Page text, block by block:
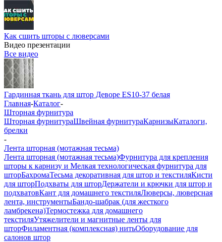
Как сшить шторы с люверсами
Видео презентации
Все видео
Гардинная ткань для штор Деворе ES10-37 белая
Главная-Каталог-
Шторная фурнитура
Шторная фурнитураШвейная фурнитураКарнизыКаталоги,
брелки
-
Лента шторная (мотажная тесьма)
Лента шторная (мотажная тесьма)Фурнитура для крепления
шторы к карнизу и Мелкая технологическая фурнитура для
шторБахромаТесьма декоративная для штор и текстиляКисти
для шторПодхваты для шторДержатели и крючки для штор и
подхватовКант для домашнего текстиляЛюверсы, люверсная
лента, инструментыБандо-шабрак (для жесткого
ламбрекена)Термостежка для домашнего
текстиляУтяжелители и магнитные ленты для
шторФиламентная (комплексная) нитьОборудование для
салонов штор